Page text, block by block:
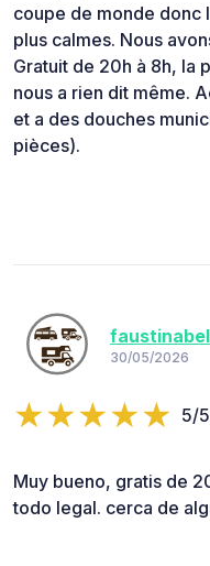
coupe de monde donc
plus calmes. Nous
Gratuit de 20h à 8h, la
nous a rien dit même.
et a des douches
pièces).
30/05/2026
5/5
Muy bueno, gratis de
todo legal. cerca de